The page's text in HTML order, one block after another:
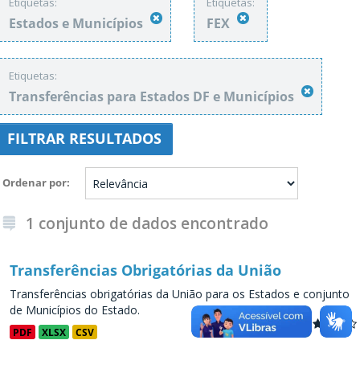
Estados e Municípios FEX
Etiquetas:
Transferências para Estados DF e Municípios
FILTRAR RESULTADOS
Ordenar por
1 conjunto de dados encontrado
Transferências Obrigatórias da União
Transferências obrigatórias da União para os Estados e conjunto
de Municípios do Estado.
PDF XLSX CSV